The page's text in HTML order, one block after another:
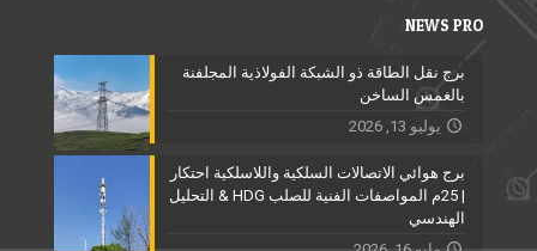
NEWS PRO
برج نقل الطاقة ذو الشبكة الفولاذية المجلفنة
بالغمس الساخن
يوليو 13, 2026
برج هوائي الاتصالات السلكية واللاسلكية احتكار
| 25م المواصفات الفنية للصلب HDG & التحليل
الهندسي